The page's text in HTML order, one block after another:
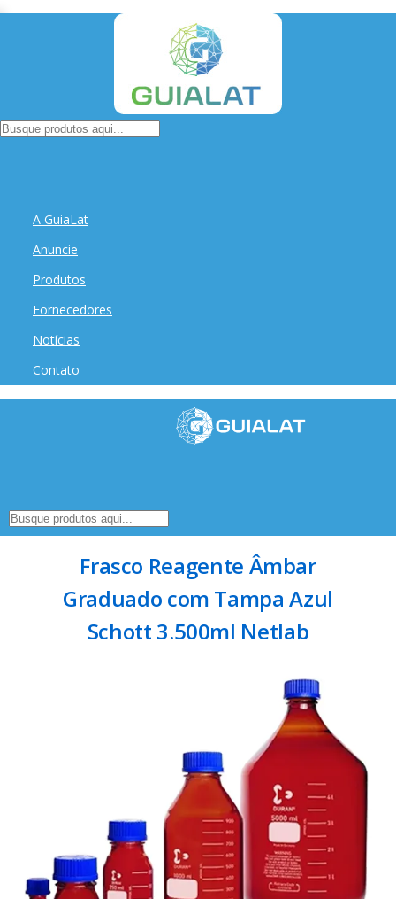
A GuiaLat
Anuncie
Produtos
Fornecedores
Notícias
Contato
Frasco Reagente Âmbar
Graduado com Tampa Azul
Schott 3.500ml Netlab